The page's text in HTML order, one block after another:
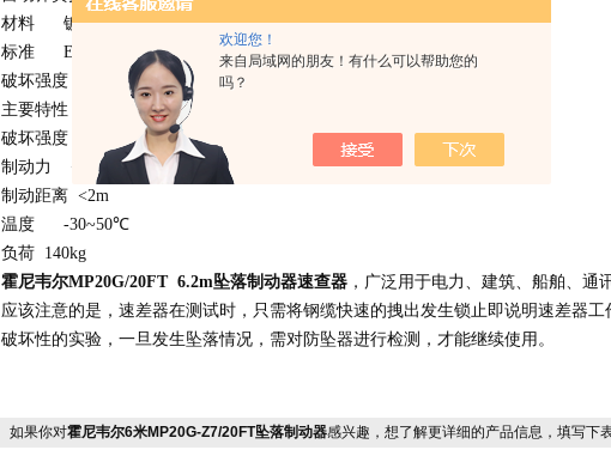
欢迎您！
来自局域网的朋友！有什么可以帮助您的
吗？
材料
镀锌钢
标准 EN362
破坏强度 >1500kgf
主要特性
破坏强度
制动力
<14KN
制动距离 <2m
温度 -30~50℃
负荷 140kg
霍尼韦尔MP20G/20FT 6.2m坠落制动器速查器 ，广泛用于电力、建筑、船舶、通
应该注意的是，速差器在测试时，只需将钢缆快速的拽出发生锁止即说明速差器
破坏性的实验，一旦发生坠落情况，需对防坠器进行检测，才能继续使用。
如果你对霍尼韦尔6米MP20G-Z7/20FT坠落制动器感兴趣，想了解更详细的产品信息，填写下